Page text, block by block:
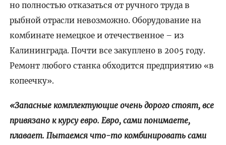
но полностью отказаться от ручного труда в
рыбной отрасли невозможно. Оборудование на
комбинате немецкое и отечественное – из
Калининграда. Почти все закуплено в 2005 году.
Ремонт любого станка обходится предприятию «в
копеечку».
«Запасные комплектующие очень дорого стоят, все
привязано к курсу евро. Евро, сами понимаете,
плавает. Пытаемся что-то комбинировать сами